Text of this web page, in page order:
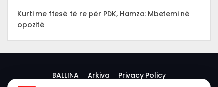
Kurti me ftesë të re për PDK, Hamza: Mbetemi në
opozitë
BALLINA Arkiva Privacy Policy